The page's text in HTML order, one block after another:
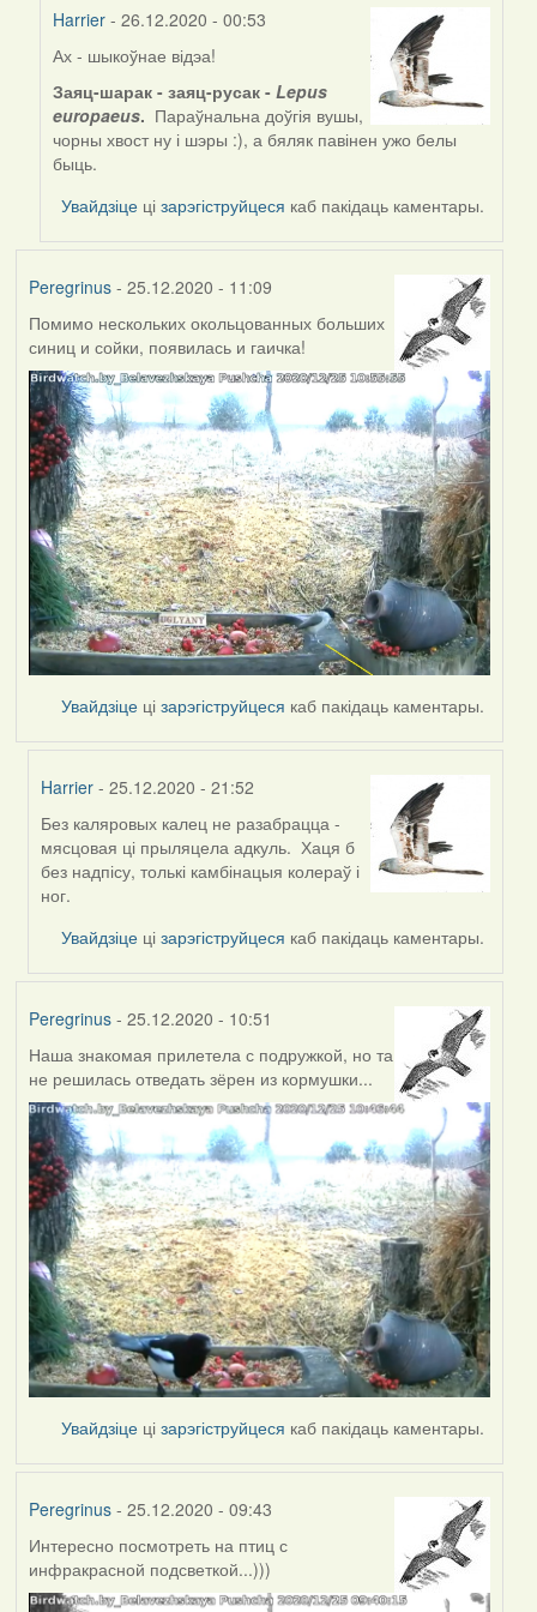
Harrier - 26.12.2020 - 00:53
In
reply
to
by
Feather
Ах - шыкоўнае відэа!
Заяц-шарак - заяц-русак - Lepus
europaeus. Параўнальна доўгія вушы,
чорны хвост ну і шэры :), а бяляк павінен ужо белы
быць.
Увайдзіце цізарэгіструйцеся каб пакідаць каментары.
Peregrinus- 25.12.2020 - 11:09
Помимо нескольких окольцованных больших
синиц и сойки, появилась и гаичка!
Увайдзіце цізарэгіструйцеся каб пакідаць каментары.
Harrier - 25.12.2020 - 21:52
In
reply
to
by
Peregrinus
Без каляровых калец не разабрацца -
мясцовая ці прыляцела адкуль. Хаця б
без надпісу, толькі камбінацыя колераў і
ног.
Увайдзіце цізарэгіструйцеся каб пакідаць каментары.
Peregrinus- 25.12.2020 - 10:51
Наша знакомая прилетела с подружкой, но та
не решилась отведать зёрен из кормушки...
Увайдзіце цізарэгіструйцеся каб пакідаць каментары.
Peregrinus- 25.12.2020 - 09:43
Интересно посмотреть на птиц с
инфракрасной подсветкой...)))